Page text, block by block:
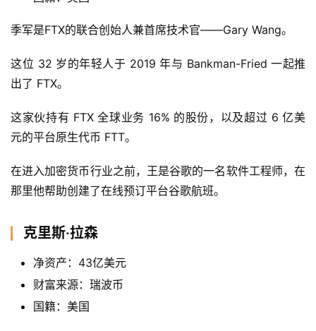
季军是FTX的联合创始人兼首席技术官——Gary Wang。
这位 32 岁的年轻人于 2019 年与 Bankman-Fried 一起推
出了 FTX。
这家伙持有 FTX 全球业务 16% 的股份，以及超过 6 亿美
元的平台原生代币 FTT。
在进入加密货币行业之前，王是谷歌的一名软件工程师，在
那里他帮助创建了在线预订平台谷歌航班。
克里斯·拉森
净资产：43亿美元
财富来源：瑞波币
国籍：美国